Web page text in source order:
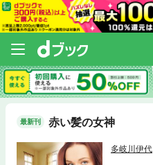
最新刊 赤い髪の女神
多岐川伊代